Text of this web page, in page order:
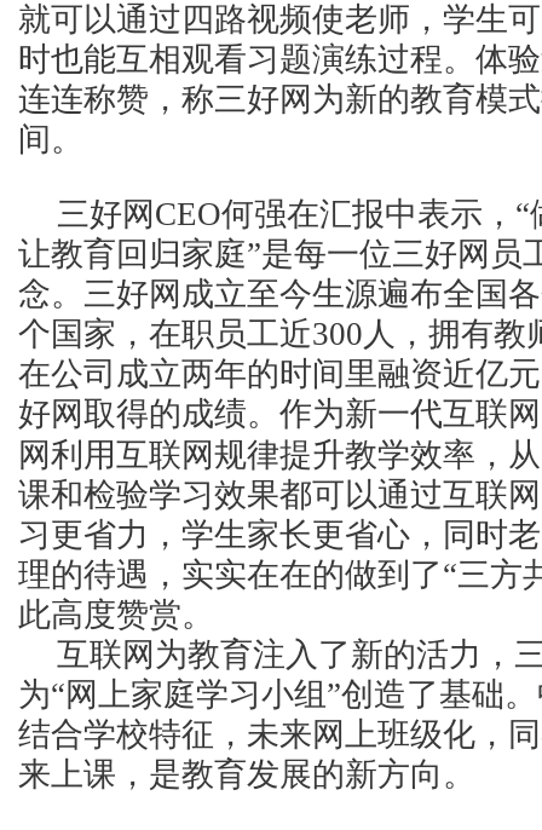
就可以通过四路视频使老师，学生
时也能互相观看习题演练过程。体
连连称赞，称三好网为新的教育模
间。
三好网CEO何强在汇报中表示，
让教育回归家庭”是每一位三好网员
念。三好网成立至今生源遍布全国
个国家，在职员工近300人，拥有教
在公司成立两年的时间里融资近亿
好网取得的成绩。作为新一代互联
网利用互联网规律提升教学效率，
课和检验学习效果都可以通过互联
习更省力，学生家长更省心，同时
理的待遇，实实在在的做到了“三方
此高度赞赏。
互联网为教育注入了新的活力，
为“网上家庭学习小组”创造了基础
结合学校特征，未来网上班级化，
来上课，是教育发展的新方向。